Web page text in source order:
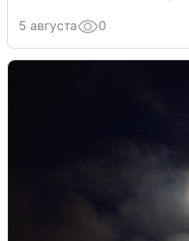
5 августа 0